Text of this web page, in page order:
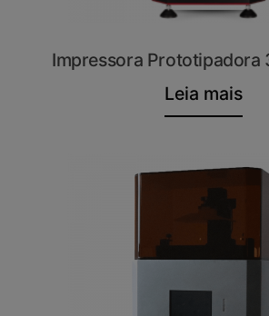
Impressora Prototipadora
Leia mais